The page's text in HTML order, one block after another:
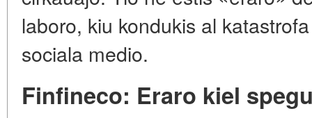
laboro, kiu kondukis al
sociala medio.
Finfineco: Eraro kiel